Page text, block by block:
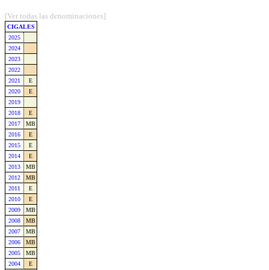
[Ver todas las denominaciones]
CIGALES
2025
2024
2023
2022
2021
E
2020
E
2019
2018
E
2017
MB
2016
E
2015
E
2014
E
2013
MB
2012
MB
2011
E
2010
E
2009
MB
2008
MB
2007
MB
2006
MB
2005
MB
2004
E